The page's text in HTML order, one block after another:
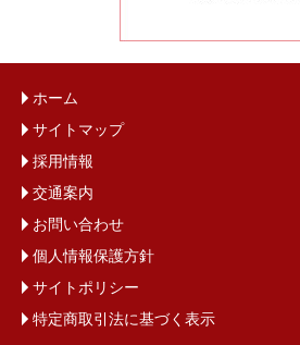
ホーム
サイトマップ
採用情報
交通案内
お問い合わせ
個人情報保護方針
サイトポリシー
特定商取引法に基づく表示